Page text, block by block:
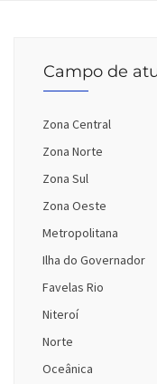
Campo de
Zona Central
Zona Norte
Zona Sul
Zona Oeste
Metropolitana
Ilha do Governador
Favelas Rio
Niteroí
Norte
Oceânica